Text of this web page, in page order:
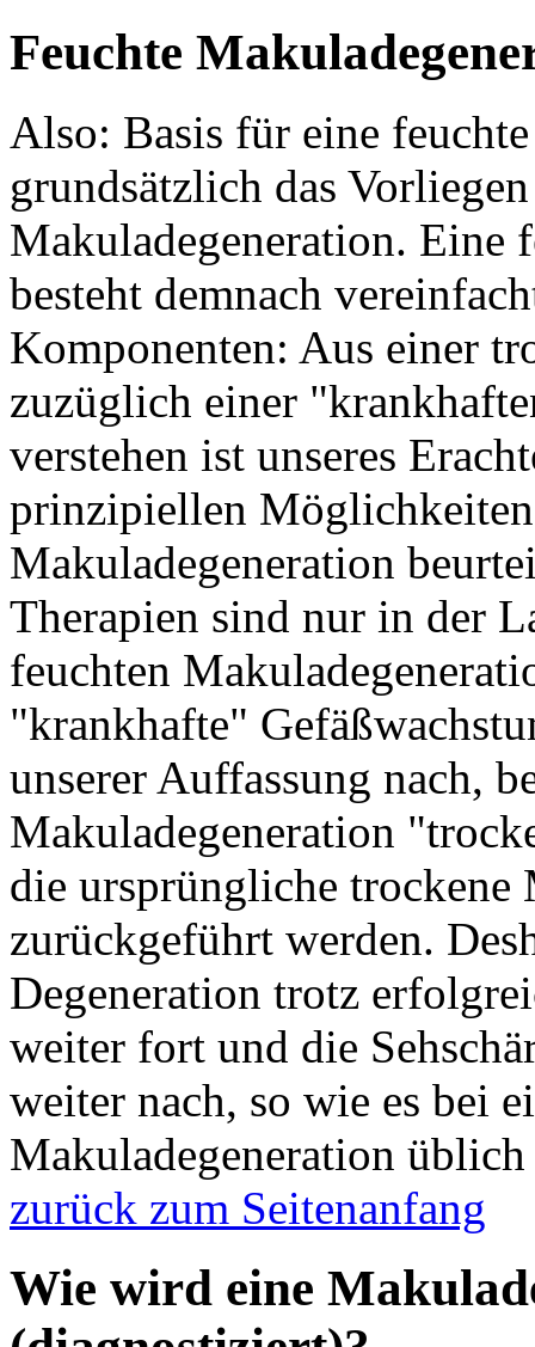
Feuchte
Also: Basis für eine
grundsätzlich das
Makuladegeneration. Eine
besteht demnach
Komponenten: Aus einer
zuzüglich einer
verstehen ist unseres
prinzipiellen
Makuladegeneration
Therapien sind nur in der
feuchten
"krankhafte"
unserer Auffassung nach,
Makuladegeneration
die ursprüngliche trockene
zurückgeführt werden.
Degeneration trotz
weiter fort und die
weiter nach, so wie es bei
Makuladegeneration
zurück zum Seitenanfang
Wie wird eine